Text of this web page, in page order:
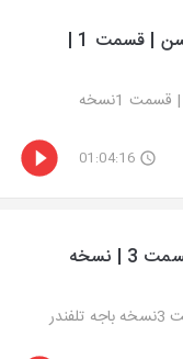
اپیزود 16 | دنیس نیلسن | قسمت 1 |
اپیزود 16 | دنیس نیلسن | قسمت 1نسخه
01:04:16
اپیزود 15 | اد گین | قسمت 3 | نسخه
اپیزود 15 | اد گین | قسمت 3نسخه باجه تلفندر